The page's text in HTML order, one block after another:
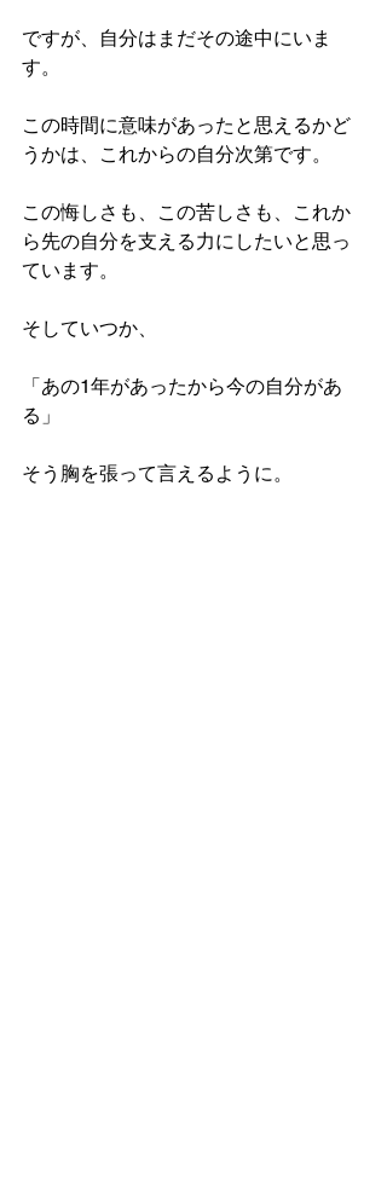
ですが、自分はまだその途中にいま
す。
この時間に意味があったと思えるかど
うかは、これからの自分次第です。
この悔しさも、この苦しさも、これか
ら先の自分を支える力にしたいと思っ
ています。
そしていつか、
「あの1年があったから今の自分があ
る」
そう胸を張って言えるように。